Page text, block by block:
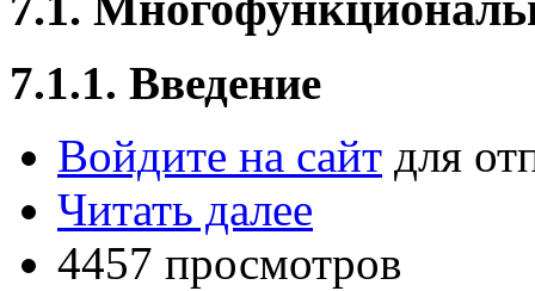
7.1.1. Введение
Войдите на сайт для
Читать далее
4457 просмотров